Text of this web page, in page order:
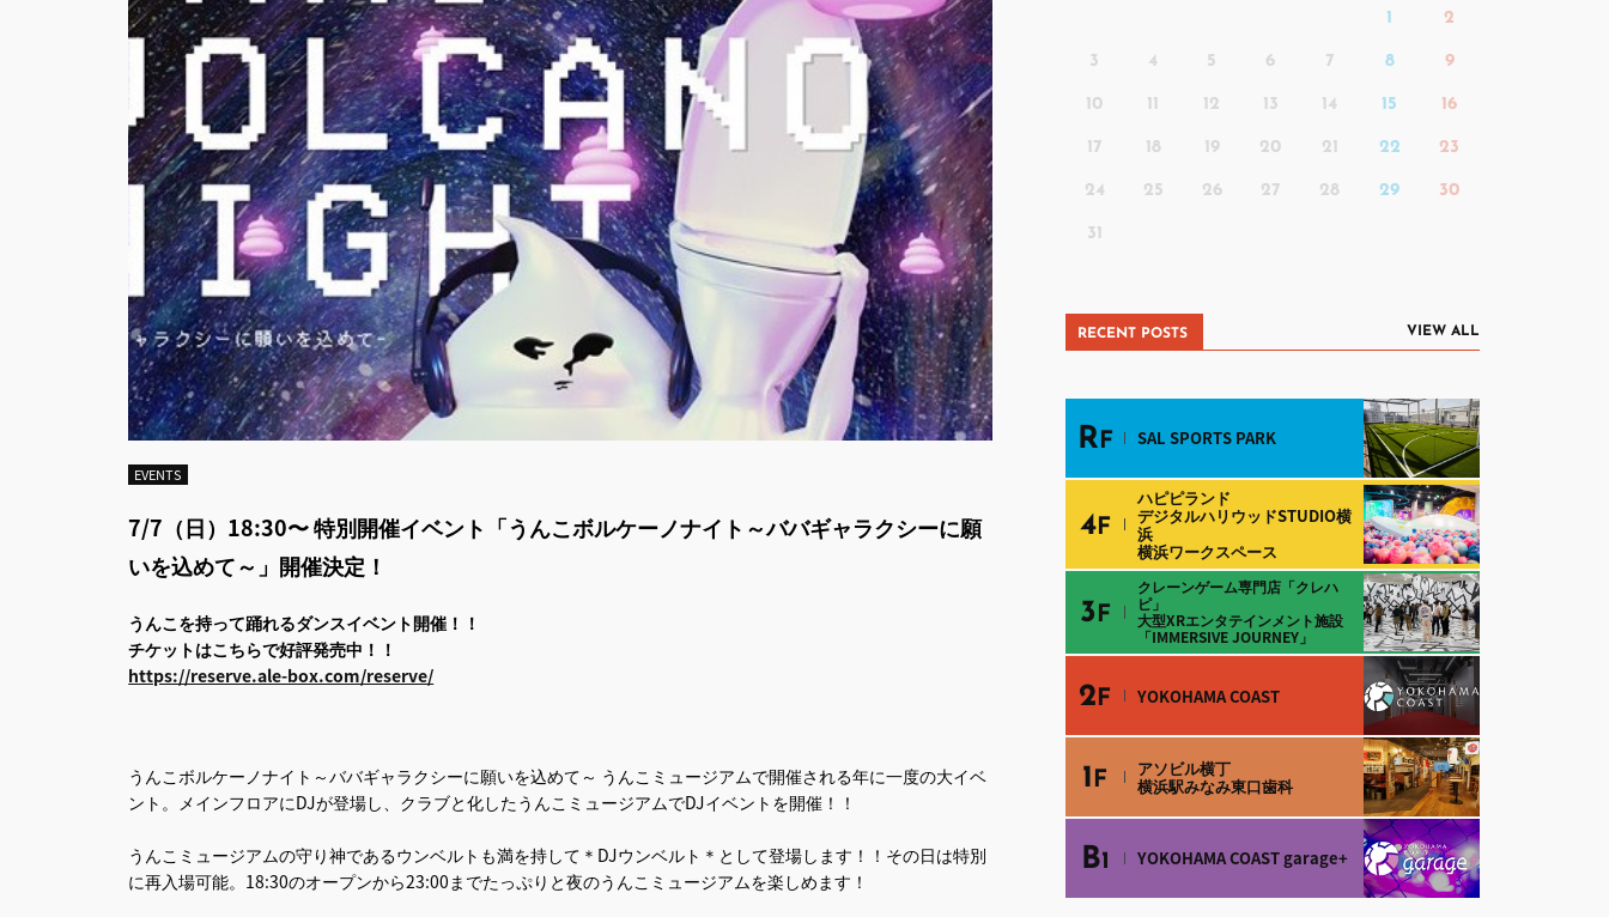
EVENTS
7/7（日）18:30〜 特別開催イベント「うんこボルケーノナイト～ババギャラクシーに願
いを込めて～」開催決定！
うんこを持って踊れるダンスイベント開催！！
チケットはこちらで好評発売中！！
https://reserve.ale-box.com/reserve/
うんこボルケーノナイト～ババギャラクシーに願いを込めて～ うんこミュージアムで開催される年に一度の大イベ
ント。メインフロアにDJが登場し、クラブと化したうんこミュージアムでDJイベントを開催！！
うんこミュージアムの守り神であるウンベルトも満を持して＊DJウンベルト＊として登場します！！その日は特別
に再入場可能。18:30のオープンから23:00までたっぷりと夜のうんこミュージアムを楽しめます！
1 2
3 4 5 6 7 8 9
10 11 12 13 14 15 16
17 18 19 20 21 22 23
24 25 26 27 28 29 30
31
RECENT POSTS VIEW ALL
R F SAL SPORTS PARK
4F
ハピピランド
デジタルハリウッドSTUDIO横
浜
横浜ワークスペース
3 F
クレーンゲーム専門店「クレハ
ピ」
大型XRエンタテインメント施設
「IMMERSIVE JOURNEY」
2F YOKOHAMA COAST
1 F
アソビル横丁
横浜駅みなみ東口歯科
B1 YOKOHAMA COAST garage+